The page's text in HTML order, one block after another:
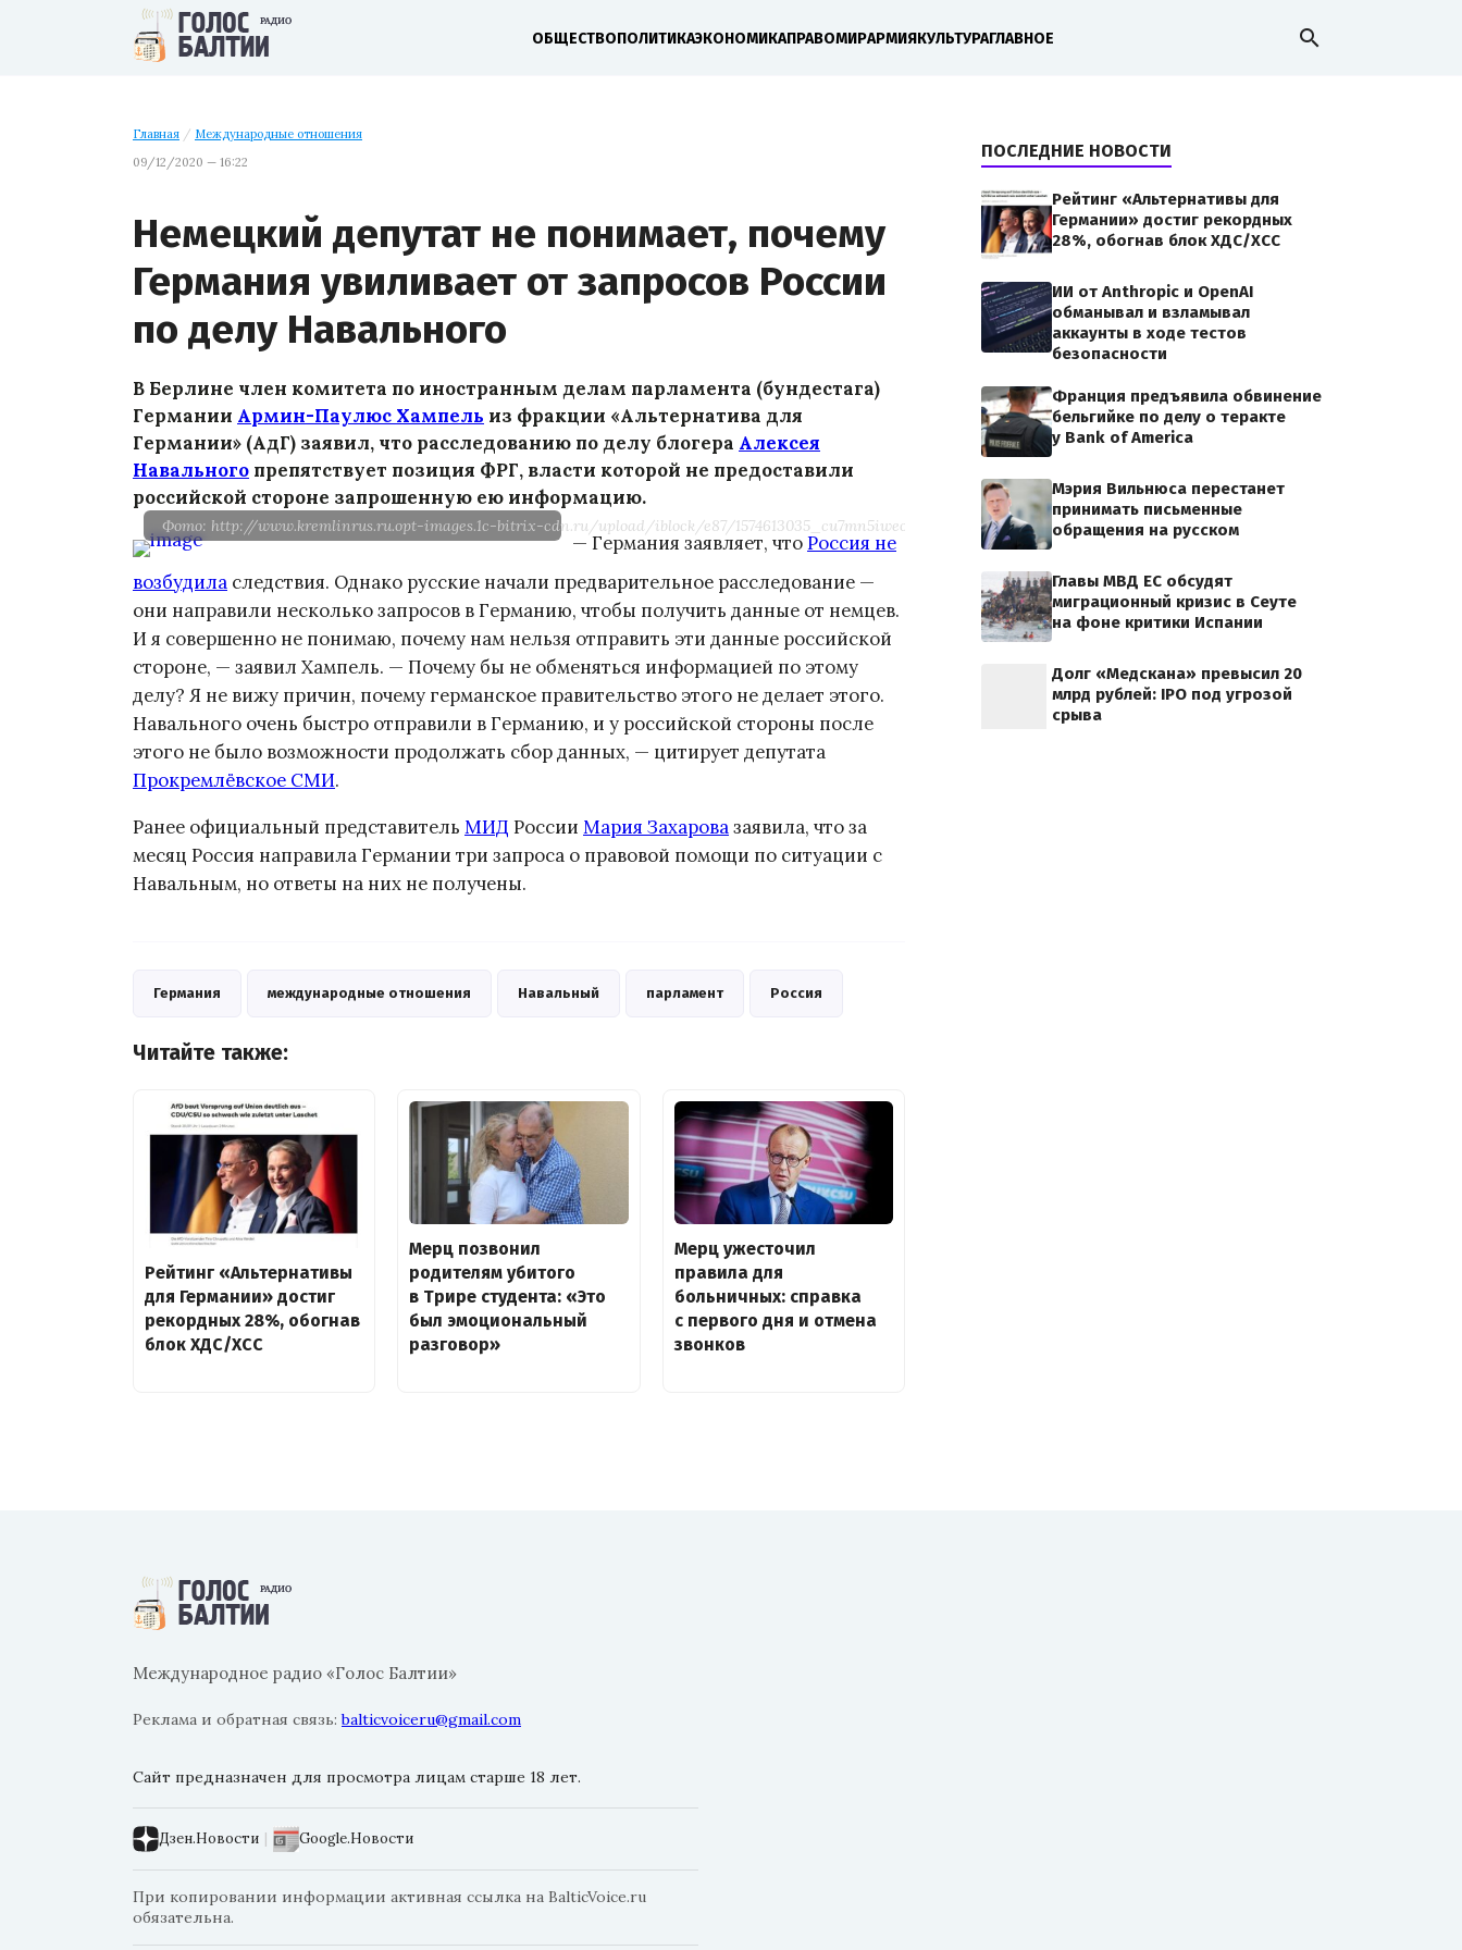
ОБЩЕСТВОПОЛИТИКАЭКОНОМИКАПРАВОМИРАРМИЯКУЛЬТУРАГЛАВНОЕ search
Главная / Международные отношения
09/12/2020 — 16:22
Немецкий депутат не понимает, почему
Германия увиливает от запросов России
по делу Навального
В Берлине член комитета по иностранным делам парламента (бундестага)
Германии Армин-Паулюс Хампель из фракции «Альтернатива для
Германии» (АдГ) заявил, что расследованию по делу блогера Алексея
Навального препятствует позиция ФРГ, власти которой не предоставили
российской стороне запрошенную ею информацию.
Фото: http://www.kremlinrus.ru.opt-images.1c-bitrix-cdn.ru/upload/iblock/e87/1574613035_cu7mn5iweo_aleksey_navalniy_foto.jpg?158989555554302
— Германия заявляет, чтоРоссия не
возбудила следствия. Однако русские начали предварительное расследование —
они направили несколько запросов в Германию, чтобы получить данные от немцев.
И я совершенно не понимаю, почему нам нельзя отправить эти данные российской
стороне, — заявил Хампель. — Почему бы не обменяться информацией по этому
делу? Я не вижу причин, почему германское правительство этого не делает этого.
Навального очень быстро отправили в Германию, и у российской стороны после
этого не было возможности продолжать сбор данных, — цитирует депутата
Прокремлёвское СМИ.
Ранее официальный представитель МИД России Мария Захаровазаявила, что за
месяц Россия направила Германии три запроса о правовой помощи по ситуации с
Навальным, но ответы на них не получены.
Германия международные отношения Навальный парламент Россия
Читайте также:
Рейтинг «Альтернативы
для Германии» достиг
рекордных 28%, обогнав
блок ХДС/ХСС
Мерц позвонил
родителям убитого
в Трире студента: «Это
был эмоциональный
разговор»
Мерц ужесточил
правила для
больничных: справка
с первого дня и отмена
звонков
ПОСЛЕДНИЕ НОВОСТИ
Рейтинг «Альтернативы для
Германии» достиг рекордных
28%, обогнав блок ХДС/ХСС
ИИ от Anthropic и OpenAI
обманывал и взламывал
аккаунты в ходе тестов
безопасности
Франция предъявила обвинение
бельгийке по делу о теракте
у Bank of America
Мэрия Вильнюса перестанет
принимать письменные
обращения на русском
Главы МВД ЕС обсудят
миграционный кризис в Сеуте
на фоне критики Испании
Долг «Медскана» превысил 20
млрд рублей: IPO под угрозой
срыва
Международное радио «Голос Балтии»
Реклама и обратная связь:balticvoiceru@gmail.com
Сайт предназначен для просмотра лицам старше 18 лет.
Дзен.Новости | Google.Новости
При копировании информации активная ссылка на BalticVoice.ru
обязательна.